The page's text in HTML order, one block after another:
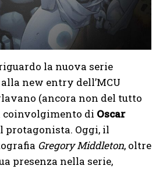
la nuova serie
new entry dell’MCU
(ancora non del tutto
coinvolgimento di Oscar
protagonista. Oggi, il
Gregory Middleton, oltre
presenza nella serie,